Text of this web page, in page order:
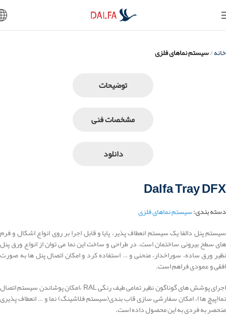
خانه سیستم نماهای فلزی
توضیحات
مشخصات فنی
دانلود
Dalfa Tray DFX
دسته بندی:سیستم نماهای فلزی
سیستم پنل دالفا یک سیستم انعطاف پذیر، پایا و قابل اجرا بر روی انواع اشکال و فرم
های سطح بیرونی ساختمان است. در طراحی و ساخت این نما می توان از انواع ورق پنل
نظیر ورق ساده، سوراخدار، منحنی و … استفاده کرد و امکان اتصال پنل ها به صورت
افقی و عمودی فراهم است.
اجرای پوشش های گوناگون نظیر تمامی طیف رنگی RAL ،امکان پوشاندن سیستم اتصال
نما(پیچ ها)، امکان سفارشی سازی قاب بندی(سیستم فلاشینگ) نما و … انعطاف پذیری
منحصر به فردی به این محصول داده است.